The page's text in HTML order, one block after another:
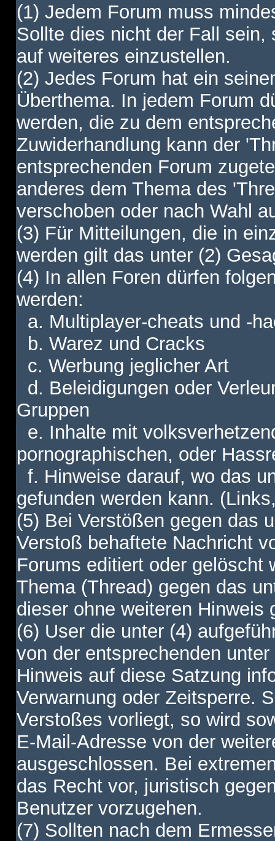
(1) Jedem Forum muss
Sollte dies nicht der Fall
auf weiteres einzustellen.
(2) Jedes Forum hat ein
Überthema. In jedem Forum
werden, die zu dem
Zuwiderhandlung kann der
entsprechenden Forum
anderes dem Thema des
verschoben oder nach Wahl
(3) Für Mitteilungen, die in
werden gilt das unter (2)
(4) In allen Foren dürfen
werden:
a. Multiplayer-cheats und -
b. Warez und Cracks
c. Werbung jeglicher Art
d. Beleidigungen oder
Gruppen
e. Inhalte mit
pornographischen, oder
f. Hinweise darauf, wo das
gefunden werden kann.
(5) Bei Verstößen gegen das
Verstoß behaftete Nachricht
Forums editiert oder gelöscht
Thema (Thread) gegen das
dieser ohne weiteren Hinweis
(6) User die unter (4)
von der entsprechenden
Hinweis auf diese Satzung
Verwarnung oder Zeitsperre.
Verstoßes vorliegt, so wird
E-Mail-Adresse von der
ausgeschlossen. Bei
das Recht vor, juristisch
Benutzer vorzugehen.
(7) Sollten nach dem